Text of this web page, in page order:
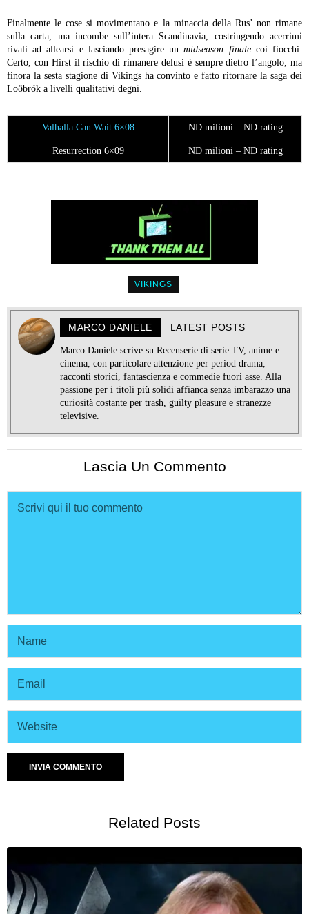
Finalmente le cose si movimentano e la minaccia della Rus’ non rimane
sulla carta, ma incombe sull’intera Scandinavia, costringendo acerrimi
rivali ad allearsi e lasciando presagire unmidseason finalecoi fiocchi.
Certo, con Hirst il rischio di rimanere delusi è sempre dietro l’angolo, ma
finora la sesta stagione di Vikings ha convinto e fatto ritornare la saga dei
Loðbrók a livelli qualitativi degni.
Valhalla Can Wait 6×08 ND milioni – ND rating
Resurrection 6×09 ND milioni – ND rating
VIKINGS
MARCO DANIELE LATEST POSTS
Marco Daniele scrive su Recenserie di serie TV, anime e
cinema, con particolare attenzione per period drama,
racconti storici, fantascienza e commedie fuori asse. Alla
passione per i titoli più solidi affianca senza imbarazzo una
curiosità costante per trash, guilty pleasure e stranezze
televisive.
Lascia Un Commento
Related Posts